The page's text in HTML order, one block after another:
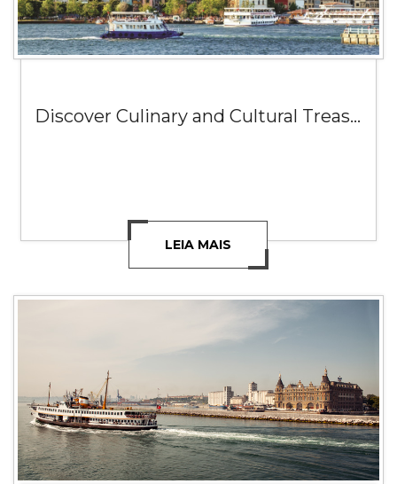
Discover Culinary and Cultural Treasures of Turkey
LEIA MAIS